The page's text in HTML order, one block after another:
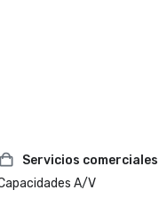
Servicios comerciales
A/V